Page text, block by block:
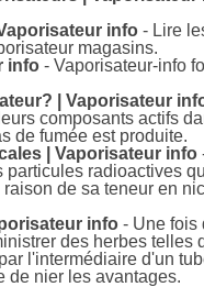
info - Lire
magasins.
info - Vaporisateur-info
| Vaporisateur
composants actifs
de fumée est produite.
| Vaporisateur info
radioactives
de sa teneur en
info - Une fois
des herbes
l'intermédiaire d'un
de nier les avantages.